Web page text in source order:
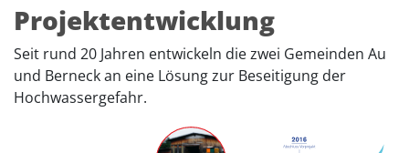
Projektentwicklung
Seit rund 20 Jahren entwickeln die zwei Gemeinden Au
und Berneck an eine Lösung zur Beseitigung der
Hochwassergefahr.